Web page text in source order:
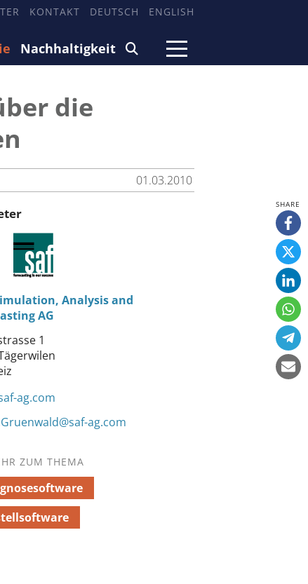
KONTAKT DEUTSCH ENGLISH
Nachhaltigkeit
die
01.03.2010
Analysis and
AG
1
ag.com
ag.com
ZUM THEMA